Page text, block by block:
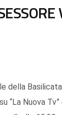
della
“La Nuova